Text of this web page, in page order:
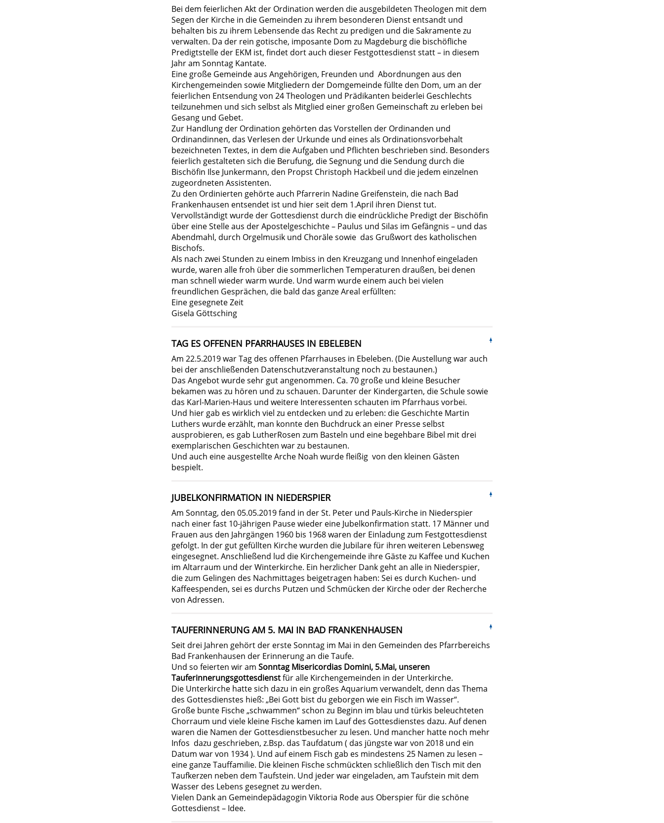
Bei dem feierlichen Akt der Ordination werden die ausgebildeten Theologen mit dem
Segen der Kirche in die Gemeinden zu ihrem besonderen Dienst entsandt und
behalten bis zu ihrem Lebensende das Recht zu predigen und die Sakramente zu
verwalten. Da der rein gotische, imposante Dom zu Magdeburg die bischöfliche
Predigtstelle der EKM ist, findet dort auch dieser Festgottesdienst statt – in diesem
Jahr am Sonntag Kantate.
Eine große Gemeinde aus Angehörigen, Freunden und Abordnungen aus den
Kirchengemeinden sowie Mitgliedern der Domgemeinde füllte den Dom, um an der
feierlichen Entsendung von 24 Theologen und Prädikanten beiderlei Geschlechts
teilzunehmen und sich selbst als Mitglied einer großen Gemeinschaft zu erleben bei
Gesang und Gebet.
Zur Handlung der Ordination gehörten das Vorstellen der Ordinanden und
Ordinandinnen, das Verlesen der Urkunde und eines als Ordinationsvorbehalt
bezeichneten Textes, in dem die Aufgaben und Pflichten beschrieben sind. Besonders
feierlich gestalteten sich die Berufung, die Segnung und die Sendung durch die
Bischöfin Ilse Junkermann, den Propst Christoph Hackbeil und die jedem einzelnen
zugeordneten Assistenten.
Zu den Ordinierten gehörte auch Pfarrerin Nadine Greifenstein, die nach Bad
Frankenhausen entsendet ist und hier seit dem 1.April ihren Dienst tut.
Vervollständigt wurde der Gottesdienst durch die eindrückliche Predigt der Bischöfin
über eine Stelle aus der Apostelgeschichte – Paulus und Silas im Gefängnis – und das
Abendmahl, durch Orgelmusik und Choräle sowie das Grußwort des katholischen
Bischofs.
Als nach zwei Stunden zu einem Imbiss in den Kreuzgang und Innenhof eingeladen
wurde, waren alle froh über die sommerlichen Temperaturen draußen, bei denen
man schnell wieder warm wurde. Und warm wurde einem auch bei vielen
freundlichen Gesprächen, die bald das ganze Areal erfüllten:
Eine gesegnete Zeit
Gisela Göttsching
TAG ES OFFENEN PFARRHAUSES IN EBELEBEN
Am 22.5.2019 war Tag des offenen Pfarrhauses in Ebeleben. (Die Austellung war auch
bei der anschließenden Datenschutzveranstaltung noch zu bestaunen.)
Das Angebot wurde sehr gut angenommen. Ca. 70 große und kleine Besucher
bekamen was zu hören und zu schauen. Darunter der Kindergarten, die Schule sowie
das Karl-Marien-Haus und weitere Interessenten schauten im Pfarrhaus vorbei.
Und hier gab es wirklich viel zu entdecken und zu erleben: die Geschichte Martin
Luthers wurde erzählt, man konnte den Buchdruck an einer Presse selbst
ausprobieren, es gab LutherRosen zum Basteln und eine begehbare Bibel mit drei
exemplarischen Geschichten war zu bestaunen.
Und auch eine ausgestellte Arche Noah wurde fleißig von den kleinen Gästen
bespielt.
JUBELKONFIRMATION IN NIEDERSPIER
Am Sonntag, den 05.05.2019 fand in der St. Peter und Pauls-Kirche in Niederspier
nach einer fast 10-jährigen Pause wieder eine Jubelkonfirmation statt. 17 Männer und
Frauen aus den Jahrgängen 1960 bis 1968 waren der Einladung zum Festgottesdienst
gefolgt. In der gut gefüllten Kirche wurden die Jubilare für ihren weiteren Lebensweg
eingesegnet. Anschließend lud die Kirchengemeinde ihre Gäste zu Kaffee und Kuchen
im Altarraum und der Winterkirche. Ein herzlicher Dank geht an alle in Niederspier,
die zum Gelingen des Nachmittages beigetragen haben: Sei es durch Kuchen- und
Kaffeespenden, sei es durchs Putzen und Schmücken der Kirche oder der Recherche
von Adressen.
TAUFERINNERUNG AM 5. MAI IN BAD FRANKENHAUSEN
Seit drei Jahren gehört der erste Sonntag im Mai in den Gemeinden des Pfarrbereichs
Bad Frankenhausen der Erinnerung an die Taufe.
Und so feierten wir am Sonntag Misericordias Domini, 5.Mai, unseren
Tauferinnerungsgottesdienstfür alle Kirchengemeinden in der Unterkirche.
Die Unterkirche hatte sich dazu in ein großes Aquarium verwandelt, denn das Thema
des Gottesdienstes hieß: „Bei Gott bist du geborgen wie ein Fisch im Wasser“.
Große bunte Fische „schwammen“ schon zu Beginn im blau und türkis beleuchteten
Chorraum und viele kleine Fische kamen im Lauf des Gottesdienstes dazu. Auf denen
waren die Namen der Gottesdienstbesucher zu lesen. Und mancher hatte noch mehr
Infos dazu geschrieben, z.Bsp. das Taufdatum ( das jüngste war von 2018 und ein
Datum war von 1934 ). Und auf einem Fisch gab es mindestens 25 Namen zu lesen –
eine ganze Tauffamilie. Die kleinen Fische schmückten schließlich den Tisch mit den
Taufkerzen neben dem Taufstein. Und jeder war eingeladen, am Taufstein mit dem
Wasser des Lebens gesegnet zu werden.
Vielen Dank an Gemeindepädagogin Viktoria Rode aus Oberspier für die schöne
Gottesdienst – Idee.